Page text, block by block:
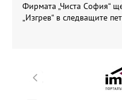
Фирмата „Чиста София“
„Изгрев“ в следващите